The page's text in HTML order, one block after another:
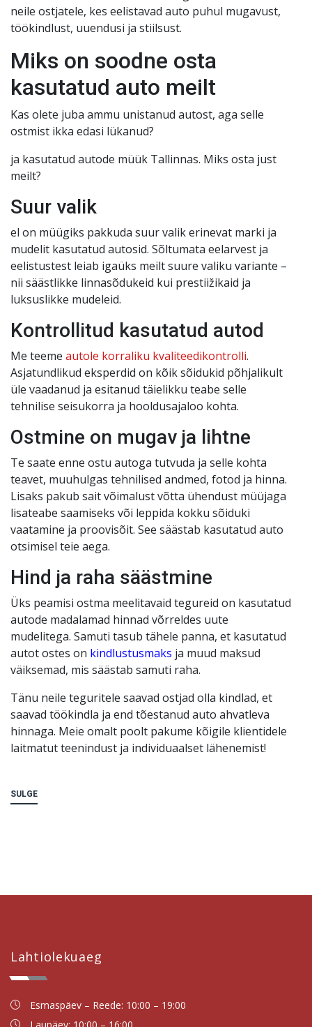
neile ostjatele, kes eelistavad auto puhul mugavust,
töökindlust, uuendusi ja stiilsust.
Miks on soodne osta
kasutatud auto meilt
Kas olete juba ammu unistanud autost, aga selle
ostmist ikka edasi lükanud?
ja kasutatud autode müük Tallinnas. Miks osta just
meilt?
Suur valik
el on müügiks pakkuda suur valik erinevat marki ja
mudelit kasutatud autosid. Sõltumata eelarvest ja
eelistustest leiab igaüks meilt suure valiku variante –
nii säästlikke linnasõdukeid kui prestiižikaid ja
luksuslikke mudeleid.
Kontrollitud kasutatud autod
Me teeme autole korraliku kvaliteedikontrolli.
Asjatundlikud eksperdid on kõik sõidukid põhjalikult
üle vaadanud ja esitanud täielikku teabe selle
tehnilise seisukorra ja hooldusajaloo kohta.
Ostmine on mugav ja lihtne
Te saate enne ostu autoga tutvuda ja selle kohta
teavet, muuhulgas tehnilised andmed, fotod ja hinna.
Lisaks pakub sait võimalust võtta ühendust müüjaga
lisateabe saamiseks või leppida kokku sõiduki
vaatamine ja proovisõit. See säästab kasutatud auto
otsimisel teie aega.
Hind ja raha säästmine
Üks peamisi ostma meelitavaid tegureid on kasutatud
autode madalamad hinnad võrreldes uute
mudelitega. Samuti tasub tähele panna, et kasutatud
autot ostes on kindlustusmaks ja muud maksud
väiksemad, mis säästab samuti raha.
Tänu neile teguritele saavad ostjad olla kindlad, et
saavad töökindla ja end tõestanud auto ahvatleva
hinnaga. Meie omalt poolt pakume kõigile klientidele
laitmatut teenindust ja individuaalset lähenemist!
SULGE
Lahtiolekuaeg
Esmaspäev – Reede: 10:00 – 19:00
Laupäev: 10:00 – 16:00